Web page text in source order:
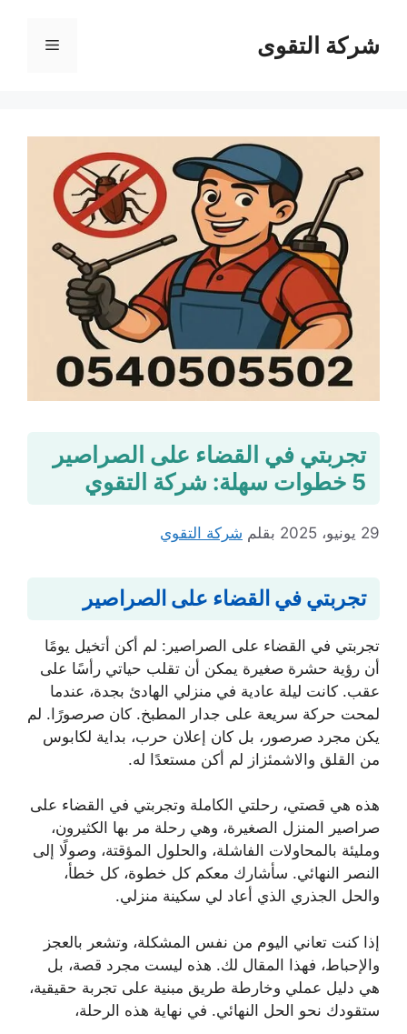
المحتوىشركة التقوى القائمة
تجربتي في القضاء على الصراصير
5 خطوات سهلة: شركة التقوي
29 يونيو، 2025 بقلم شركة التقوي
تجربتي في القضاء على الصراصير
تجربتي في القضاء على الصراصير: لم أكن أتخيل يومًا
أن رؤية حشرة صغيرة يمكن أن تقلب حياتي رأسًا على
عقب. كانت ليلة عادية في منزلي الهادئ بجدة، عندما
لمحت حركة سريعة على جدار المطبخ. كان صرصورًا. لم
يكن مجرد صرصور، بل كان إعلان حرب، بداية لكابوس
من القلق والاشمئزاز لم أكن مستعدًا له.
هذه هي قصتي، رحلتي الكاملة وتجربتي في القضاء على
صراصير المنزل الصغيرة، وهي رحلة مر بها الكثيرون،
ومليئة بالمحاولات الفاشلة، والحلول المؤقتة، وصولًا إلى
النصر النهائي. سأشارك معكم كل خطوة، كل خطأ،
والحل الجذري الذي أعاد لي سكينة منزلي.
إذا كنت تعاني اليوم من نفس المشكلة، وتشعر بالعجز
والإحباط، فهذا المقال لك. هذه ليست مجرد قصة، بل
هي دليل عملي وخارطة طريق مبنية على تجربة حقيقية،
ستقودك نحو الحل النهائي. في نهاية هذه الرحلة،